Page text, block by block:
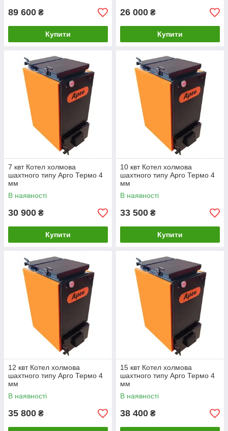
89 600 ₴
Купити
26 000 ₴
Купити
7 квт Котел холмова
шахтного типу Арго Термо 4
мм
В наявності
30 900 ₴
Купити
10 квт Котел холмова
шахтного типу Арго Термо 4
мм
В наявності
33 500 ₴
Купити
12 квт Котел холмова
шахтного типу Арго Термо 4
мм
В наявності
35 800 ₴
15 квт Котел холмова
шахтного типу Арго Термо 4
мм
В наявності
38 400 ₴